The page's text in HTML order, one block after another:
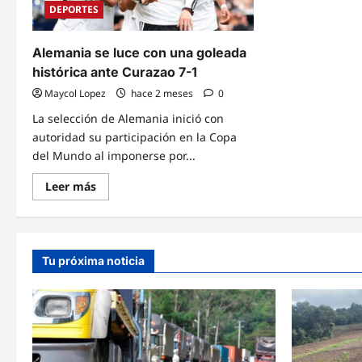
aferra
a
la
clasificación
DEPORTES
Alemania se luce con una goleada
histórica ante Curazao 7-1
Maycol Lopez hace 2 meses 0
La selección de Alemania inició con
autoridad su participación en la Copa
del Mundo al imponerse por...
Leer másRead
more
Alemania
con
una
goleada
histórica
ante
Curazao
7-
1
Tu próxima noticia